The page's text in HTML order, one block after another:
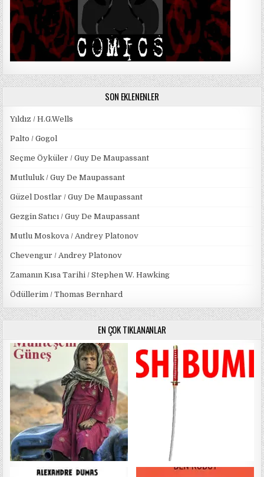
SON EKLENENLER
Yıldız / H.G.Wells
Palto / Gogol
Seçme Öyküler / Guy De Maupassant
Mutluluk / Guy De Maupassant
Güzel Dostlar / Guy De Maupassant
Gezgin Satıcı / Guy De Maupassant
Mutlu Moskova / Andrey Platonov
Chevengur / Andrey Platonov
Zamanın Kısa Tarihi / Stephen W. Hawking
Ödüllerim / Thomas Bernhard
EN ÇOK TIKLANANLAR